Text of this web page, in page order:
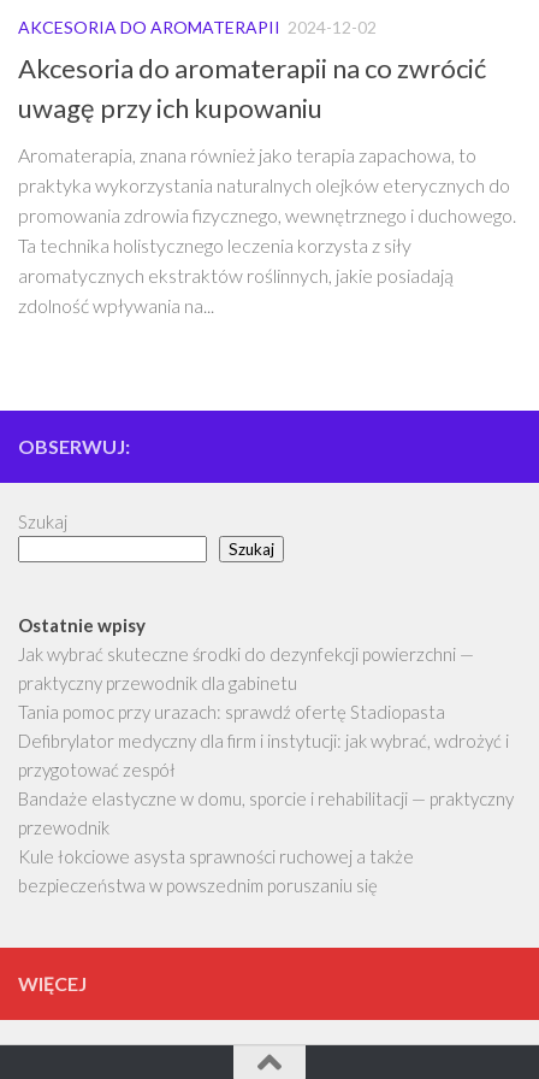
AKCESORIA DO AROMATERAPII 2024-12-02
Akcesoria do aromaterapii na co zwrócić
uwagę przy ich kupowaniu
Aromaterapia, znana również jako terapia zapachowa, to
praktyka wykorzystania naturalnych olejków eterycznych do
promowania zdrowia fizycznego, wewnętrznego i duchowego.
Ta technika holistycznego leczenia korzysta z siły
aromatycznych ekstraktów roślinnych, jakie posiadają
zdolność wpływania na...
OBSERWUJ:
Szukaj
Szukaj
Ostatnie wpisy
Jak wybrać skuteczne środki do dezynfekcji powierzchni —
praktyczny przewodnik dla gabinetu
Tania pomoc przy urazach: sprawdź ofertę Stadiopasta
Defibrylator medyczny dla firm i instytucji: jak wybrać, wdrożyć i
przygotować zespół
Bandaże elastyczne w domu, sporcie i rehabilitacji — praktyczny
przewodnik
Kule łokciowe asysta sprawności ruchowej a także
bezpieczeństwa w powszednim poruszaniu się
WIĘCEJ